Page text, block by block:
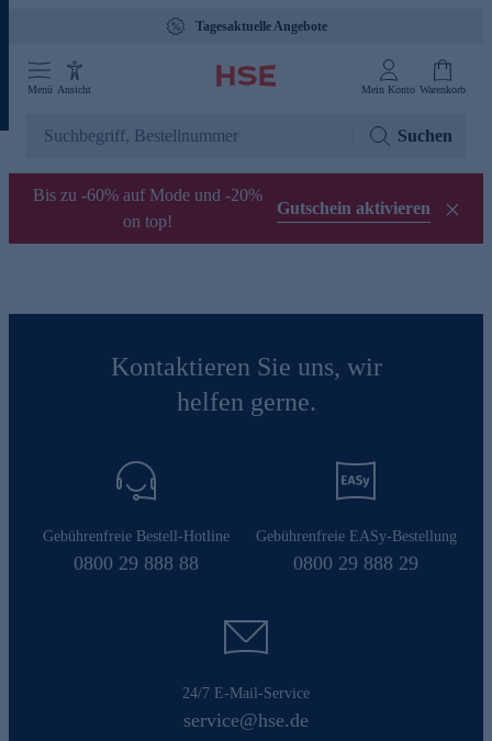
Tagesaktuelle Angebote
Menü Ansicht Mein Konto Warenkorb
Suchen
Bis zu -60% auf Mode und -20%
on top!
Gutschein aktivieren
Kontaktieren Sie uns, wir
helfen gerne.
Gebührenfreie Bestell-Hotline
0800 29 888 88
Gebührenfreie EASy-Bestellung
0800 29 888 29
24/7 E-Mail-Service
service@hse.de